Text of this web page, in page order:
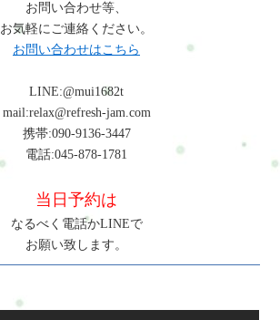
お問い合わせ等、
お気軽にご連絡ください。
お問い合わせはこちら
LINE:@mui1682t
mail:relax@refresh-jam.com
携帯:090-9136-3447
電話:045-878-1781
当日予約は
なるべく電話かLINEで
お願い致します。